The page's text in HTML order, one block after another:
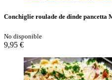
Conchiglie roulade de dinde pancetta
No disponible
9,95 €